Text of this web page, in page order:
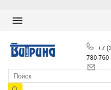
+7
780-760